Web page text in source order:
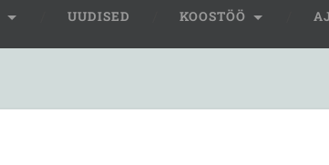
UUDISED KOOSTÖÖ